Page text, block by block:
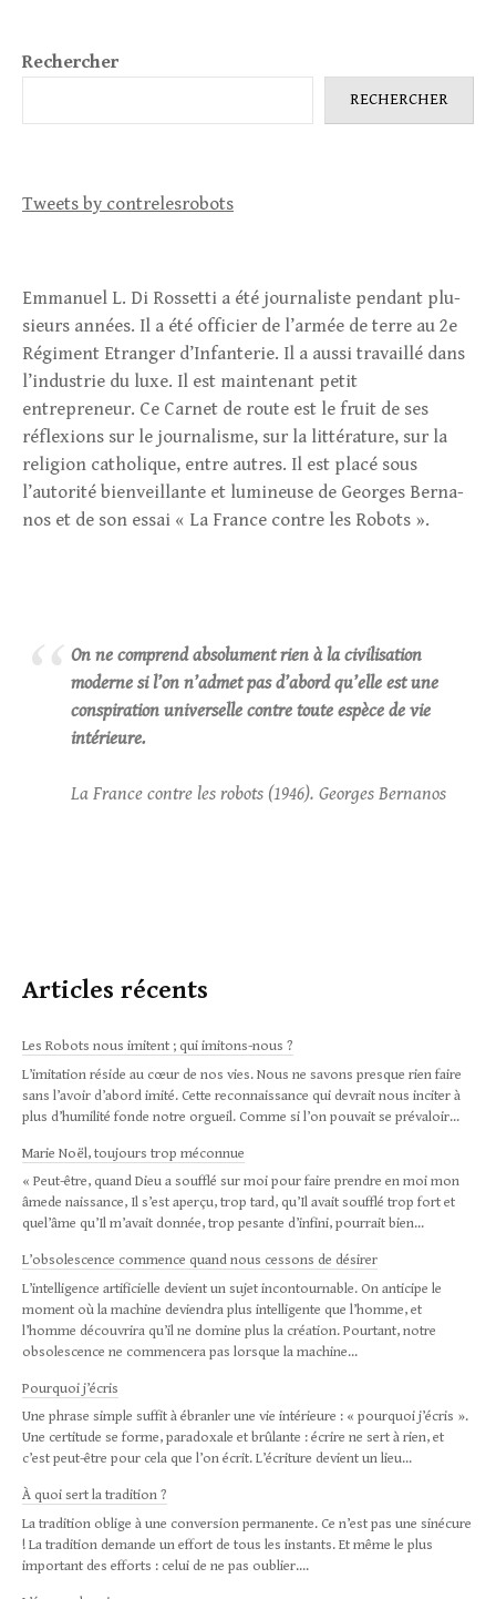
Rechercher
RECHERCHER
Tweets by contrelesrobots
Emma­nuel L. Di Ros­setti a été jour­na­liste pen­dant plu­
sieurs années. Il a été offi­cier de l’armée de terre au 2e
Régiment Etranger d’Infanterie. Il a aussi tra­vaillé dans
l’industrie du luxe. Il est maintenant petit
entrepreneur. Ce Car­net de route est le fruit de ses
réflexions sur le jour­na­lisme, sur la lit­té­ra­ture, sur la
reli­gion catho­lique, entre autres. Il est placé sous
l’autorité bien­veillante et lumi­neuse de Georges Ber­na­
nos et de son essai « La France contre les Robots ».
On ne comprend absolument rien à la civilisation
moderne si l’on n’admet pas d’abord qu’elle est une
conspiration universelle contre toute espèce de vie
intérieure.
La France contre les robots (1946). Georges Bernanos
Articles récents
Les Robots nous imitent ; qui imitons-nous ?
L’imitation réside au cœur de nos vies. Nous ne savons presque rien faire
sans l’avoir d’abord imité. Cette reconnaissance qui devrait nous inciter à
plus d’humilité fonde notre orgueil. Comme si l’on pouvait se prévaloir...
Marie Noël, toujours trop méconnue
« Peut-être, quand Dieu a soufflé sur moi pour faire prendre en moi mon
âmede naissance, Il s’est aperçu, trop tard, qu’Il avait soufflé trop fort et
quel’âme qu’Il m’avait donnée, trop pesante d’infini, pourrait bien...
L’obsolescence commence quand nous cessons de désirer
L’intelligence artificielle devient un sujet incontournable. On anticipe le
moment où la machine deviendra plus intelligente que l’homme, et
l’homme découvrira qu’il ne domine plus la création. Pourtant, notre
obsolescence ne commencera pas lorsque la machine...
Pourquoi j’écris
Une phrase simple suffit à ébranler une vie intérieure : « pourquoi j’écris ».
Une certitude se forme, paradoxale et brûlante : écrire ne sert à rien, et
c’est peut-être pour cela que l’on écrit. L’écriture devient un lieu...
À quoi sert la tradition ?
La tra­di­tion oblige à une con­ver­sion per­ma­nente. Ce n’est pas une sinécure
! La tra­di­tion demande un effort de tous les instants. Et même le plus
impor­tant des efforts : celui de ne pas oublier....